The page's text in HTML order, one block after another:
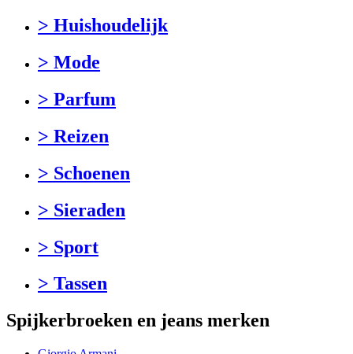
> Huishoudelijk
> Mode
> Parfum
> Reizen
> Schoenen
> Sieraden
> Sport
> Tassen
Spijkerbroeken en jeans merken